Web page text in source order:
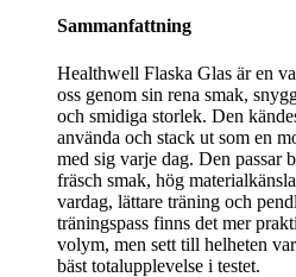
Sammanfattning
Healthwell Flaska Glas är en
oss genom sin rena smak,
och smidiga storlek. Den
använda och stack ut som en
med sig varje dag. Den passar
fräsch smak, hög
vardag, lättare träning och
träningspass finns det mer
volym, men sett till helheten
bäst totalupplevelse i testet.